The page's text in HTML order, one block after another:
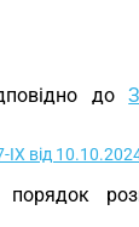
до
від